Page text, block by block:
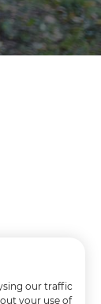
our traffic
your use of